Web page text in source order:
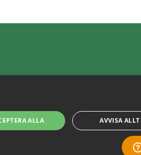
2019 This site is Licensed to 377 Sport AB
ALLA AVVISA ALLT